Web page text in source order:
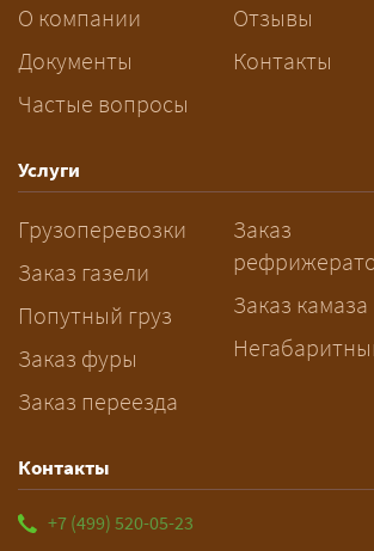
За сколько дней
перевозку негабарита?
— Заранее: только
рабочих дней. Оставьте
заблаговременно —
рассчитает маршрут и
подготовку документов.
О компании
Документы
Частые вопросы
Отзывы
Контакты
Услуги
Грузоперевозки
Заказ газели
Попутный груз
Заказ фуры
Заказ переезда
Заказ
Заказ камаза
Контакты
+7 (499) 520-05-23